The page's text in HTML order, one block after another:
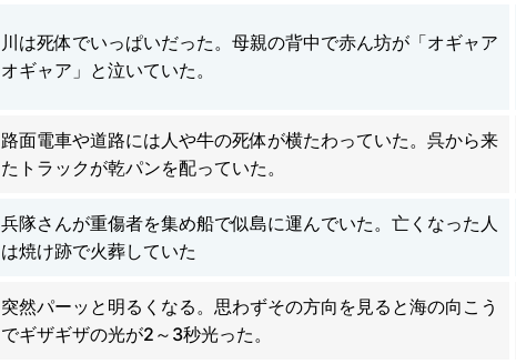
川は死体でいっぱいだった。母親の背中で赤ん坊が「オギャア
オギャア」と泣いていた。
路面電車や道路には人や牛の死体が横たわっていた。呉から来
たトラックが乾パンを配っていた。
兵隊さんが重傷者を集め船で似島に運んでいた。亡くなった人
は焼け跡で火葬していた
突然パーッと明るくなる。思わずその方向を見ると海の向こう
でギザギザの光が2～3秒光った。